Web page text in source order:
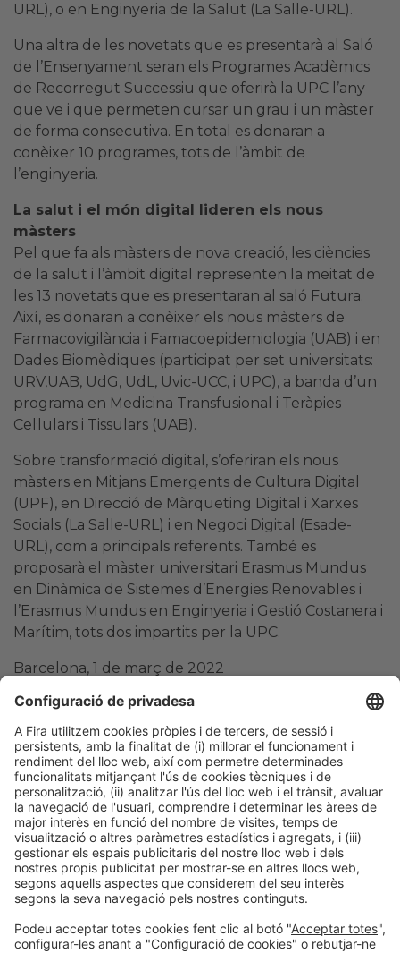
URL), o en Enginyeria de la Salut (La Salle-URL).
Una altra de les novetats que es presentarà al Saló
de l’Ensenyament seran els Programes Acadèmics
de Recorregut Successiu que oferirà la UPC l’any
que ve i que permeten cursar un grau i un màster
de forma consecutiva. En total es donaran a
conèixer 10 programes, tots de l’àmbit de
l’enginyeria.
La salut i el món digital lideren els nous
màsters
Pel que fa als màsters de nova creació, les ciències
de la salut i l’àmbit digital representen la meitat de
les 13 novetats que es presentaran al saló Futura.
Així, es donaran a conèixer els nous màsters de
Farmacovigilància i Famacoepidemiologia (UAB) i en
Dades Biomèdiques (participat per set universitats:
URV,UAB, UdG, UdL, Uvic-UCC, i UPC), a banda d’un
programa en Medicina Transfusional i Teràpies
Cel·lulars i Tissulars (UAB).
Sobre transformació digital, s’oferiran els nous
màsters en Mitjans Emergents de Cultura Digital
(UPF), en Direcció de Màrqueting Digital i Xarxes
Socials (La Salle-URL) i en Negoci Digital (Esade-
URL), com a principals referents. També es
proposarà el màster universitari Erasmus Mundus
en Dinàmica de Sistemes d’Energies Renovables i
l’Erasmus Mundus en Enginyeria i Gestió Costanera i
Marítim, tots dos impartits per la UPC.
Barcelona, 1 de març de 2022
932332378
asas@firabarcelona.com